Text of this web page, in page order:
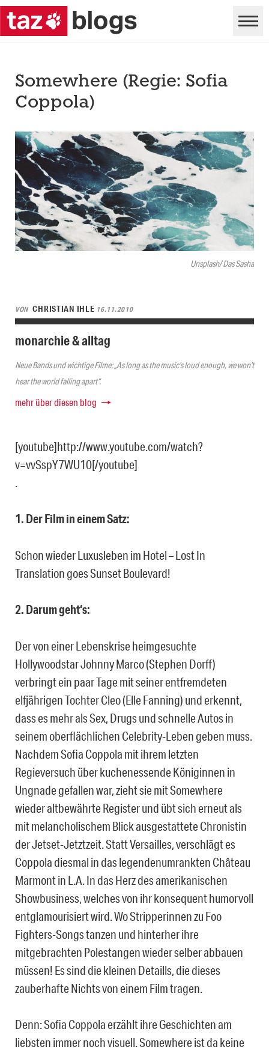
Unsplash/ Das Sasha
Somewhere (Regie: Sofia
Coppola)
VON CHRISTIAN IHLE 16.11.2010
monarchie & alltag
Neue Bands und wichtige Filme: „As long as the music’s loud enough, we won’t
hear the world falling apart“.
mehr über diesen blog
[youtube]http://www.youtube.com/watch?
v=vvSspY7WU10[/youtube]
.
1. Der Film in einem Satz:
Schon wieder Luxusleben im Hotel – Lost In
Translation goes Sunset Boulevard!
2. Darum geht‘s:
Der von einer Lebenskrise heimgesuchte
Hollywoodstar Johnny Marco (Stephen Dorff)
verbringt ein paar Tage mit seiner entfremdeten
elfjährigen Tochter Cleo (Elle Fanning) und erkennt,
dass es mehr als Sex, Drugs und schnelle Autos in
seinem oberflächlichen Celebrity-Leben geben muss.
Nachdem Sofia Coppola mit ihrem letzten
Regieversuch über kuchenessende Königinnen in
Ungnade gefallen war, zieht sie mit Somewhere
wieder altbewährte Register und übt sich erneut als
mit melancholischem Blick ausgestattete Chronistin
der Jetset-Jetztzeit. Statt Versailles, verschlägt es
Coppola diesmal in das legendenumrankten Château
Marmont in L.A. In das Herz des amerikanischen
Showbusiness, welches von ihr konsequent humorvoll
entglamourisiert wird. Wo Stripperinnen zu Foo
Fighters-Songs tanzen und hinterher ihre
mitgebrachten Polestangen wieder selber abbauen
müssen! Es sind die kleinen Detaills, die dieses
zauberhafte Nichts von einem Filmtragen.
Denn: Sofia Coppola erzählt ihre Geschichten am
liebsten immer noch visuell. Somewhere ist da keine